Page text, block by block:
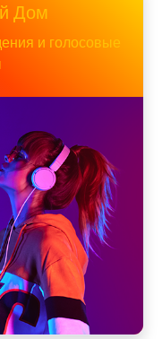
Дом
и голосовые